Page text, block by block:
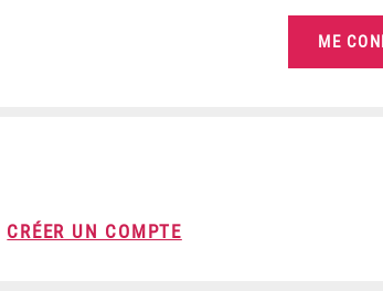
CRÉER UN COMPTE